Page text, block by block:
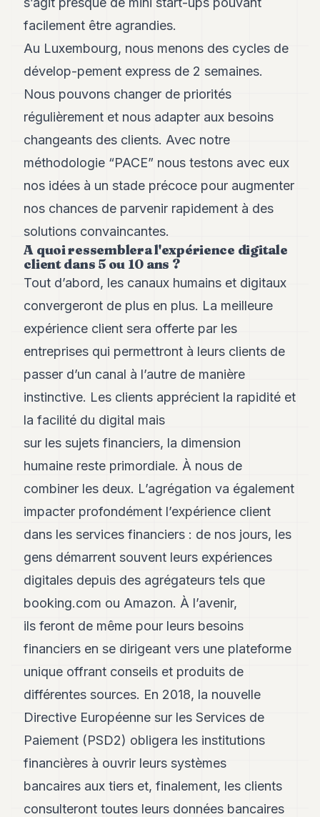
facilement être agrandies.
Au Luxembourg, nous menons des cycles de
dévelop-pement express de 2 semaines.
Nous pouvons changer de priorités
régulièrement et nous adapter aux besoins
changeants des clients. Avec notre
méthodologie “PACE” nous testons avec eux
nos idées à un stade précoce pour augmenter
nos chances de parvenir rapidement à des
solutions convaincantes.
A quoi ressemblera l'expérience digitale
client dans 5 ou 10 ans ?
Tout d’abord, les canaux humains et digitaux
convergeront de plus en plus. La meilleure
expérience client sera offerte par les
entreprises qui permettront à leurs clients de
passer d’un canal à l’autre de manière
instinctive. Les clients apprécient la rapidité et
la facilité du digital mais
sur les sujets financiers, la dimension
humaine reste primordiale. À nous de
combiner les deux. L’agrégation va également
impacter profondément l’expérience client
dans les services financiers : de nos jours, les
gens démarrent souvent leurs expériences
digitales depuis des agrégateurs tels que
booking.com ou Amazon. À l’avenir,
ils feront de même pour leurs besoins
financiers en se dirigeant vers une plateforme
unique offrant conseils et produits de
différentes sources. En 2018, la nouvelle
Directive Européenne sur les Services de
Paiement (PSD2) obligera les institutions
financières à ouvrir leurs systèmes
bancaires aux tiers et, finalement, les clients
consulteront toutes leurs données bancaires